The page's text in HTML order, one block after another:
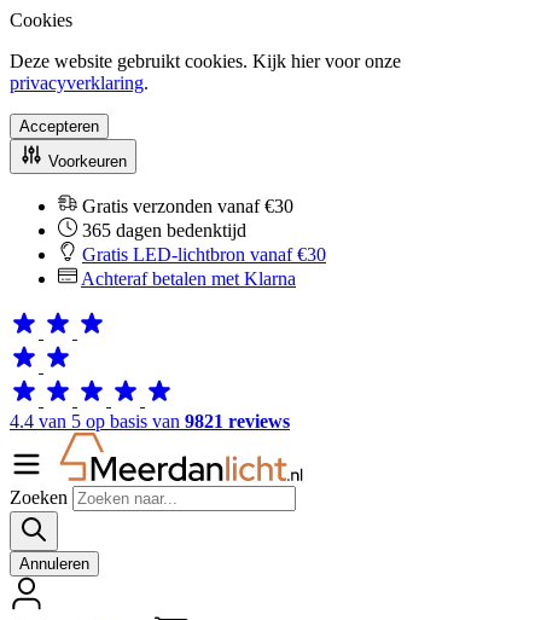
Cookies
Deze website gebruikt cookies. Kijk hier voor onze
privacyverklaring.
Accepteren
Voorkeuren
Gratis verzonden vanaf €30
365 dagen bedenktijd
Gratis LED-lichtbron vanaf €30
Achteraf betalen met Klarna
4.4 van 5 op basis van 9821 reviews
Zoeken
Annuleren